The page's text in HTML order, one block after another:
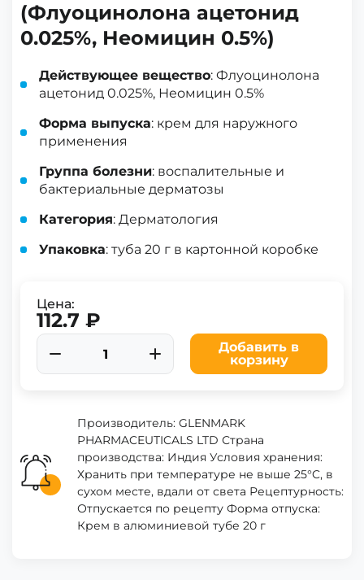
(Флуоцинолона ацетонид
0.025%, Неомицин 0.5%)
Действующее вещество: Флуоцинолона
ацетонид 0.025%, Неомицин 0.5%
Форма выпуска: крем для наружного
применения
Группа болезни: воспалительные и
бактериальные дерматозы
Категория: Дерматология
Упаковка: туба 20 г в картонной коробке
Цена:
112.7 ₽
Добавить в
корзину
Производитель: GLENMARK
PHARMACEUTICALS LTD Страна
производства: Индия Условия хранения:
Хранить при температуре не выше 25°C, в
сухом месте, вдали от света Рецептурность:
Отпускается по рецепту Форма отпуска:
Крем в алюминиевой тубе 20 г